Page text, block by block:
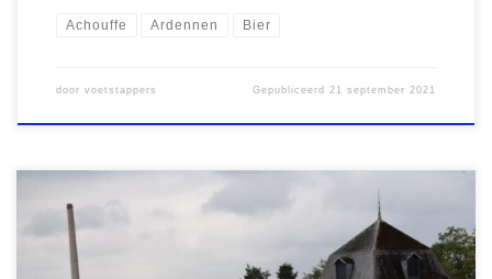
Achouffe Ardennen Bier
door voetstappers Gepubliceerd 21 september 2021
Veel wandelaars kennen de Sint-Pietersberg bij Maastricht vooral